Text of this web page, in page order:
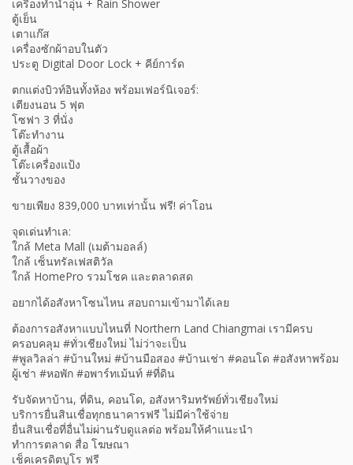
เครื่องทำน้ำอุ่น + Rain Shower
ตู้เย็น
เตาแก๊ส
เครื่องซักผ้าอบในตัว
ประตู Digital Door Lock + คีย์การ์ด
ตกแต่งบิวท์อินทั้งห้อง พร้อมเฟอร์นิเจอร์:
เตียงนอน 5 ฟุต
โซฟา 3 ที่นั่ง
โต๊ะทำงาน
ตู้เสื้อผ้า
โต๊ะเครื่องแป้ง
ชั้นวางของ
ขายเพียง 839,000 บาทเท่านั้น ฟรี! ค่าโอน
จุดเด่นทำเล:
ใกล้ Meta Mall (เมต้ามอลล์)
ใกล้ เซ็นทรัลเฟสติวัล
ใกล้ HomePro รวมโชค และตลาดสด​
อยากได้อสังหาโซนไหน สอบถามเข้ามาได้เลย
ต้องการอสังหาแบบไหนที่ Northern Land Chiangmai เรามีครบ
ครอบคลุม #ทั่วเชียงใหม่ ไม่ว่าจะเป็น
#พูลวิลล่า #บ้านใหม่ #บ้านมือสอง #บ้านเช่า #คอนโด #อสังหาพร้อม
ผู้เช่า #หอพัก #อพาร์ทเม้นท์ #ที่ดิน
รับจัดหาบ้าน, ที่ดิน, คอนโด, อสังหาริมทรัพย์ทั่วเชียงใหม่
บริการยื่นสินเชื่อทุกธนาคารฟรี ไม่มีค่าใช้จ่าย
ยื่นสินเชื่อที่อื่นไม่ผ่านรับดูแลต่อ พร้อมให้คำแนะนำ
ทำการตลาด สื่อ โฆษณา
เช็คเครดิตบูโร ฟรี